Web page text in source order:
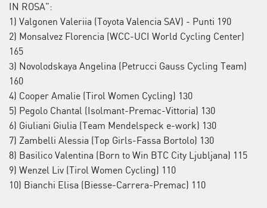
IN ROSA”:
1) Valgonen Valeriia (Toyota Valencia SAV) - Punti 190
2) Monsalvez Florencia (WCC-UCI World Cycling Center)
165
3) Novolodskaya Angelina (Petrucci Gauss Cycling Team)
160
4) Cooper Amalie (Tirol Women Cycling) 130
5) Pegolo Chantal (Isolmant-Premac-Vittoria) 130
6) Giuliani Giulia (Team Mendelspeck e-work) 130
7) Zambelli Alessia (Top Girls-Fassa Bortolo) 130
8) Basilico Valentina (Born to Win BTC City Ljubljana) 115
9) Wenzel Liv (Tirol Women Cycling) 110
10) Bianchi Elisa (Biesse-Carrera-Premac) 110